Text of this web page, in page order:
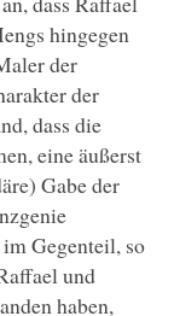
hingegen
der
der
dass die
eine äußerst
Gabe der
Gegenteil, so
und
haben,